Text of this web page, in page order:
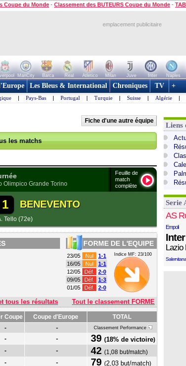
Coupe du Monde - Classement des BUTEURS Coupe du Monde -
emplacement publicitaire
ManCity Barca Real Atletico Milan Juve Inter Naples
Les Bleus & International Chroniques TV +
| Pays-Bas | Portugal | Turquie | Suisse | Algérie |
Fiche d'une autre équipe
les matchs
Feuille de
match
complète
Olimpico Grande Torino
1 BENEVENTO
Tello (72e)
FORME DE L'EQUIPE
Indice MF: 23/100
23/05 Nul
1-1
16/05
Nul
1-1
12/05
Déf.
2-0
09/05
Déf.
1-3
01/05
Déf. 2-0
tous les résultats Tout le classement FORME
Coupe Coupe d'Europe
TOTAL
- - Classement Performance
- - 39 (18% de victoire)
- - 42 (1,08 but/match)
- - 79 (2,03 but/match)
Liens
Serie
AS
Empoli
Lazio
Salernitana